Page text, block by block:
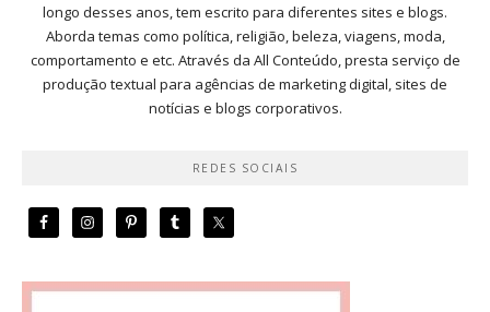
longo desses anos, tem escrito para diferentes sites e blogs.
Aborda temas como política, religião, beleza, viagens, moda,
comportamento e etc. Através da All Conteúdo, presta serviço de
produção textual para agências de marketing digital, sites de
notícias e blogs corporativos.
REDES SOCIAIS